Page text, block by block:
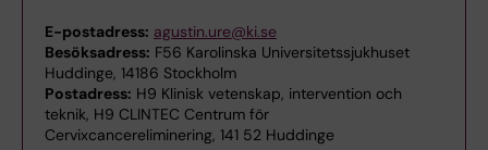
E-postadress: agustin.ure@ki.se
Besöksadress: F56 Karolinska Universitetssjukhuset
Huddinge, 14186 Stockholm
Postadress: H9 Klinisk vetenskap, intervention och
teknik, H9 CLINTEC Centrum för
Cervixcancereliminering, 141 52 Huddinge